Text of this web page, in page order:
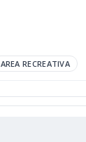
AREA RECREATIVA